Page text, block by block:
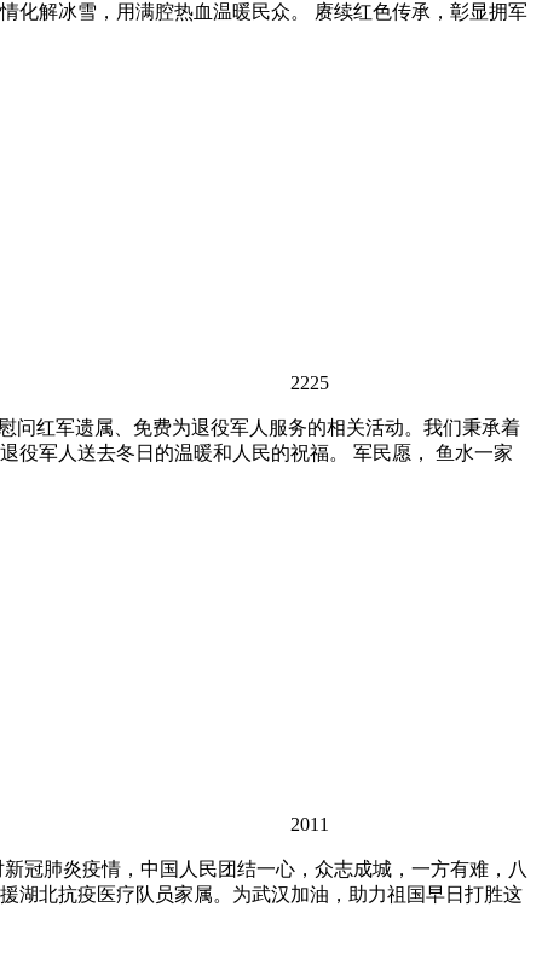
化解冰雪，用满腔热血温暖民众。 赓续红色传承，彰显拥军
2225
问红军遗属、免费为退役军人服务的相关活动。我们秉承着
役军人送去冬日的温暖和人民的祝福。 军民愿， 鱼水一家
2011
冠肺炎疫情，中国人民团结一心，众志成城，一方有难，八
湖北抗疫医疗队员家属。为武汉加油，助力祖国早日打胜这